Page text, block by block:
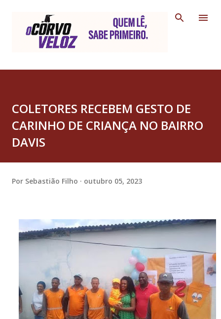
COLETORES RECEBEM GESTO DE
CARINHO DE CRIANÇA NO BAIRRO
DAVIS
Por Sebastião Filho outubro 05, 2023